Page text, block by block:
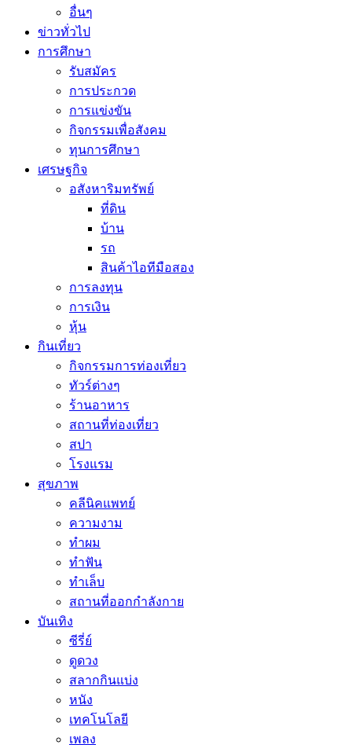
อื่นๆ
ข่าวทั่วไป
การศึกษา
รับสมัคร
การประกวด
การแข่งขัน
กิจกรรมเพื่อสังคม
ทุนการศึกษา
เศรษฐกิจ
อสังหาริมทรัพย์
ที่ดิน
บ้าน
รถ
สินค้าไอทีมือสอง
การลงทุน
การเงิน
หุ้น
กินเที่ยว
กิจกรรมการท่องเที่ยว
ทัวร์ต่างๆ
ร้านอาหาร
สถานที่ท่องเที่ยว
สปา
โรงแรม
สุขภาพ
คลีนิคแพทย์
ความงาม
ทำผม
ทำฟัน
ทำเล็บ
สถานที่ออกกำลังกาย
บันเทิง
ซีรี่ย์
ดูดวง
สลากกินแบ่ง
หนัง
เทคโนโลยี
เพลง